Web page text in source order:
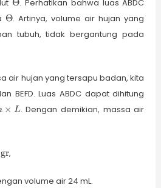
Θ. Perhatikan bahwa luas ABDC
\Theta
Θ. Artinya, volume air hujan yang
tubuh, tidak bergantung pada
air hujan yang tersapu badan, kita
BEFD. Luas ABDC dapat dihitung
× L. Dengan demikian, massa air
gr,
volume air 24 mL.